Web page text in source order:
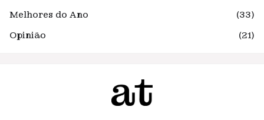
Melhores do Ano
(33)
Opinião
(21)